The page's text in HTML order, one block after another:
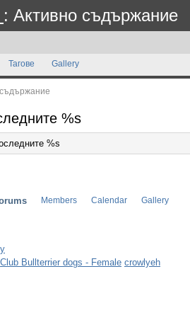
: Активно съдържание
Тагове Gallery
%s
%s
Members Calendar Gallery
Club Bullterrier dogs - Female crowlyeh